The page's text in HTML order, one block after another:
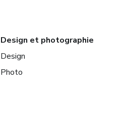
Design et photographie
Design
Photo